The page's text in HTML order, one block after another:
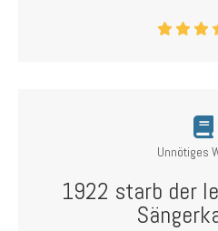
Unnötiges
1922 starb der